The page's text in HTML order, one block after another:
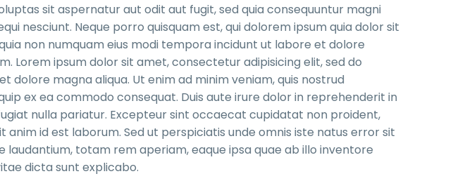
sit aspernatur aut odit aut fugit, sed quia consequuntur magni
nesciunt. Neque porro quisquam est, qui dolorem ipsum quia dolor sit
non numquam eius modi tempora incidunt ut labore et dolore
Lorem ipsum dolor sit amet, consectetur adipisicing elit, sed do
dolore magna aliqua. Ut enim ad minim veniam, quis nostrud
ex ea commodo consequat. Duis aute irure dolor in reprehenderit in
nulla pariatur. Excepteur sint occaecat cupidatat non proident,
anim id est laborum. Sed ut perspiciatis unde omnis iste natus error sit
totam rem aperiam, eaque ipsa quae ab illo inventore
dicta sunt explicabo.